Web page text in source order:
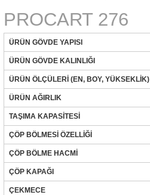
PROCART 276
ÜRÜN GÖVDE YAPISI
ÜRÜN GÖVDE KALINLIĞI
ÜRÜN ÖLÇÜLERİ (EN, BOY, YÜKSEKLİK)
ÜRÜN AĞIRLIK
TAŞIMA KAPASİTESİ
ÇÖP BÖLMESİ ÖZELLİĞİ
ÇÖP BÖLME HACMİ
ÇÖP KAPAĞI
ÇEKMECE